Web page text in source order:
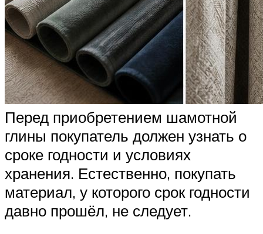
Перед приобретением шамотной
глины покупатель должен узнать о
сроке годности и условиях
хранения. Естественно, покупать
материал, у которого срок годности
давно прошёл, не следует.